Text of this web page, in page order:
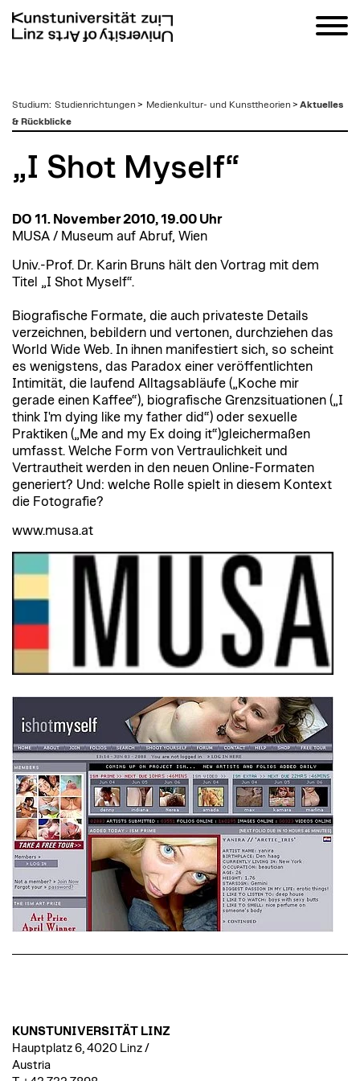
zum
Inhalt
Studium: Studienrichtungen > Medienkultur- und Kunsttheorien > Aktuelles
& Rückblicke
„I Shot Myself“
DO 11. November 2010, 19.00 Uhr
MUSA / Museum auf Abruf, Wien
Univ.-Prof. Dr. Karin Bruns hält den Vortrag mit dem
Titel „I Shot Myself“.
Biografische Formate, die auch privateste Details
verzeichnen, bebildern und vertonen, durchziehen das
World Wide Web. In ihnen manifestiert sich, so scheint
es wenigstens, das Paradox einer veröffentlichten
Intimität, die laufend Alltagsabläufe („Koche mir
gerade einen Kaffee“), biografische Grenzsituationen („I
think I'm dying like my father did“) oder sexuelle
Praktiken („Me and my Ex doing it“)gleichermaßen
umfasst. Welche Form von Vertraulichkeit und
Vertrautheit werden in den neuen Online-Formaten
generiert? Und: welche Rolle spielt in diesem Kontext
die Fotografie?
www.musa.at
KUNSTUNIVERSITÄT LINZ
Hauptplatz 6, 4020 Linz /
Austria